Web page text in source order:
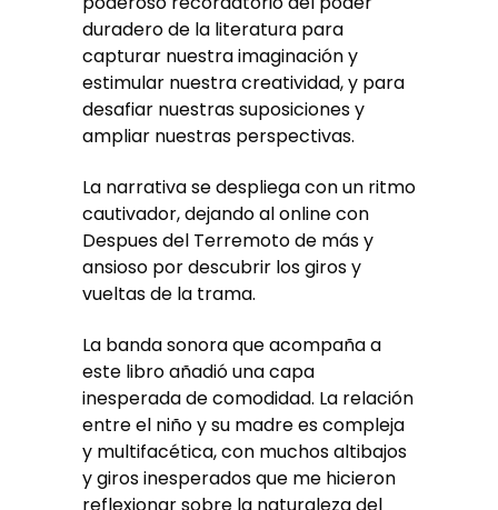
duradero de la literatura para
capturar nuestra imaginación y
estimular nuestra creatividad, y para
desafiar nuestras suposiciones y
ampliar nuestras perspectivas.
La narrativa se despliega con un ritmo
cautivador, dejando al online con
Despues del Terremoto de más y
ansioso por descubrir los giros y
vueltas de la trama.
La banda sonora que acompaña a
este libro añadió una capa
inesperada de comodidad. La relación
entre el niño y su madre es compleja
y multifacética, con muchos altibajos
y giros inesperados que me hicieron